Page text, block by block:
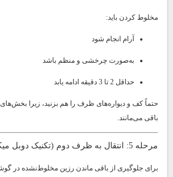
مخلوط کردن باید:
آرام انجام شود
به‌صورت چرخشی و منظم باشد
حداقل 2 تا 3 دقیقه ادامه یابد
حتماً کف و دیواره‌های ظرف را هم بزنید، زیرا
باقی می‌مانند.
مرحله 5: انتقال به ظرف دوم (تکنیک دوبل میکس)
برای جلوگیری از باقی ماندن رزین مخلوط‌نشده در